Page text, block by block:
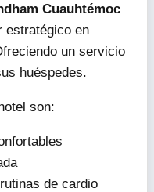
Cuauhtémoc
estratégico en
un servicio
huéspedes.
son:
de cardio